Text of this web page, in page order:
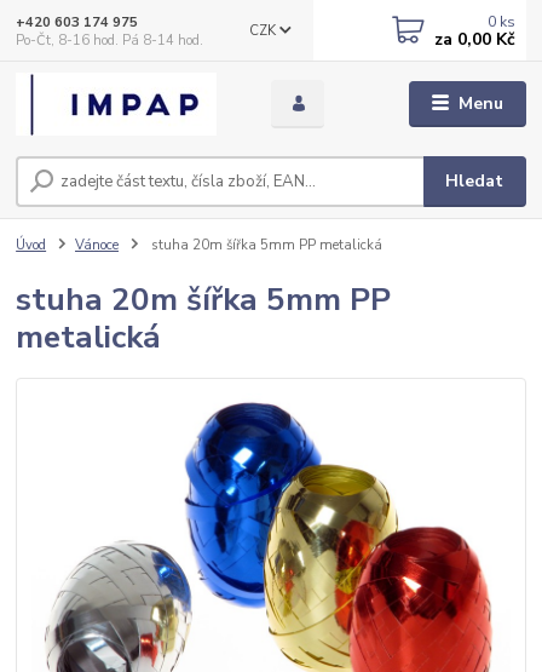
Menu
CZK
Hledat
+420 603 174 975
Po-Čt, 8-16 hod. Pá 8-14 hod.
0 ks
za 0,00 Kč
Úvod Vánoce stuha 20m šířka 5mm PP metalická
stuha 20m šířka 5mm PP
metalická